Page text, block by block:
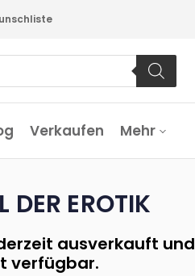
Verkaufen Mehr
DER EROTIK
ausverkauft und
verfügbar.